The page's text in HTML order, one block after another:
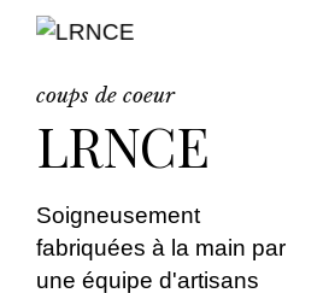
coups de coeur
LRNCE
Soigneusement
fabriquées à la main par
une équipe d'artisans